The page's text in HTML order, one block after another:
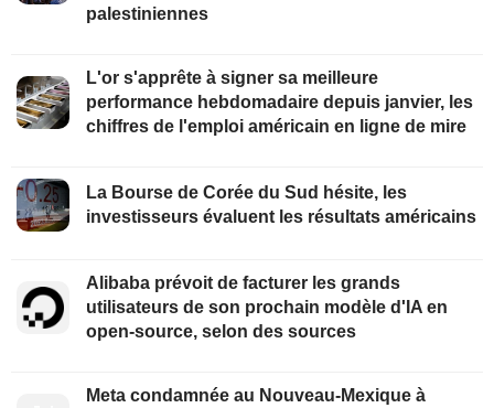
palestiniennes
L'or s'apprête à signer sa meilleure
performance hebdomadaire depuis janvier, les
chiffres de l'emploi américain en ligne de mire
La Bourse de Corée du Sud hésite, les
investisseurs évaluent les résultats américains
Alibaba prévoit de facturer les grands
utilisateurs de son prochain modèle d'IA en
open-source, selon des sources
Meta condamnée au Nouveau-Mexique à